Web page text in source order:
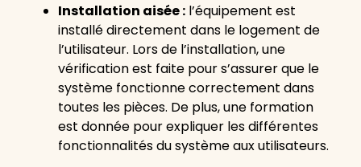
Installation aisée : l’équipement est
installé directement dans le logement de
l’utilisateur. Lors de l’installation, une
vérification est faite pour s’assurer que le
système fonctionne correctement dans
toutes les pièces. De plus, une formation
est donnée pour expliquer les différentes
fonctionnalités du système aux utilisateurs.